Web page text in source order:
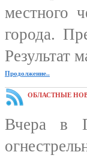
местного
города.
Результат
Продолжение..
ОБЛАСТНЫЕ
Вчера в